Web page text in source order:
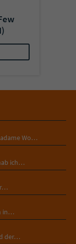
Wo…
ich…
in…
der…